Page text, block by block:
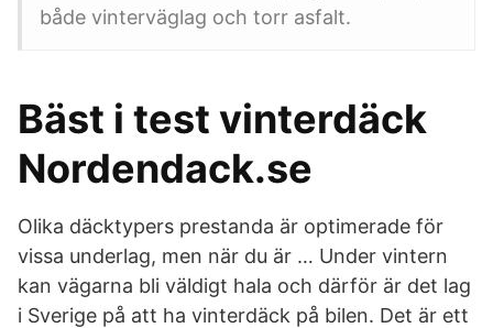
både vinterväglag och torr asfalt.
Bäst i test vinterdäck
Nordendack.se
Olika däcktypers prestanda är optimerade för
vissa underlag, men när du är … Under vintern
kan vägarna bli väldigt hala och därför är det lag
i Sverige på att ha vinterdäck på bilen. Det är ett